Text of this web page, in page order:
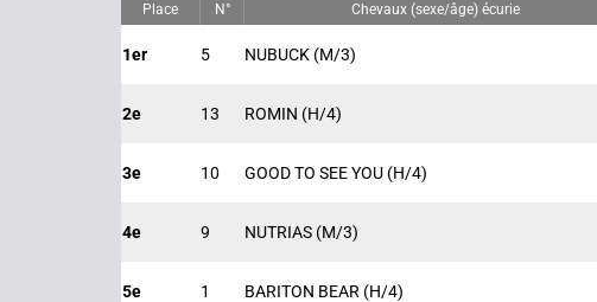
Place N° Chevaux (sexe/âge) écurie
1er 5 NUBUCK (M/3)
2e 13 ROMIN (H/4)
3e 10 GOOD TO SEE YOU (H/4)
4e 9 NUTRIAS (M/3)
5e 1 BARITON BEAR (H/4)